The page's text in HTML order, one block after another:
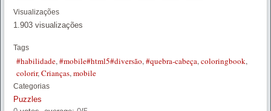
Visualizações
1.903 visualizações
Tags
#habilidade,#mobile#html5#diversão,#quebra-cabeça,coloringbook,
colorir,Crianças,mobile
Categorias
Puzzles